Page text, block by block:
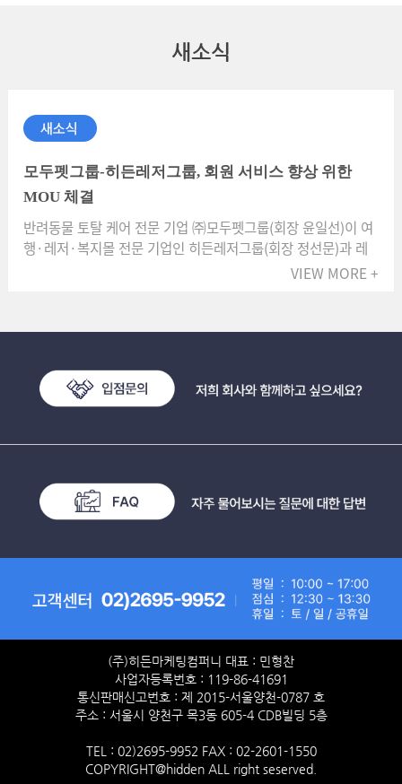
새소식
모두펫그룹-히든레저그룹, 회원 서비스 향상 위한
MOU 체결
반려동물 토탈 케어 전문 기업 ㈜모두펫그룹(회장 윤일선)이 여
행·레저·복지몰 전문 기업인 히든레저그룹(회장 정선문)과 레
저 서비스 제공에 관한 업무제휴(MOU)를 체결하고 회원들에게
행 ▲의료복지 서비스 ▲장례 서비스 ▲반려동물 관련 서비스
·모두와빌리지·모두와캠프·애니카·아름라이프·한국반려동물
복지협회·모두와복지문화원 등 다수의 계열사를 두고 회원들에
게 서비스를 제공하는 기업이다. 자체 포인트인 M포인트를 활용
공하기 위해서 체결됐다.가장 먼저 히든그룹을 통해 1900개 개
봉관 영화관람료 결제 시 M포인트를 사용할 수 있도록 하기로
제가 가능하도록 시스템을 연동한다. 해당 서비스는 12월부터
시작됐으며, M포인트는 전국 모두펫그룹 지점 및 지사에서 회원
들에게 적립해주고 있다.모두펫그룹 관계자는 “이번 양사의 협
력을 통해 모두펫 가맹점 소상공인들도 충성도 높은 고객을 유
치할 수 있을 것”이라면서 “매출향상에도 큰 도움이 되리라 본
다”고 밝혔다.양형모 기자 hmyang0307@donga.com 본문
VIEW MORE +
(주)히든마케팅컴퍼니 대표 : 민형찬
사업자등록번호 : 119-86-41691
통신판매신고번호 : 제 2015-서울양천-0787 호
주소 : 서울시 양천구 목3동 605-4 CDB빌딩 5층
TEL : 02)2695-9952 FAX : 02-2601-1550
COPYRIGHT@hidden ALL right seserved.